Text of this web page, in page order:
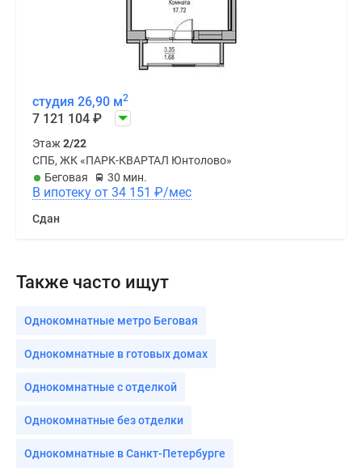
студия 26,90 м2
7 121 104 ₽
Этаж2/22
СПБ, ЖК «ПАРК-КВАРТАЛ Юнтолово»
Беговая
30 мин.
В ипотеку от 34 151 ₽/мес
Сдан
Также часто ищут
Однокомнатные метро Беговая
Однокомнатные в готовых домах
Однокомнатные с отделкой
Однокомнатные без отделки
Однокомнатные в Санкт-Петербурге